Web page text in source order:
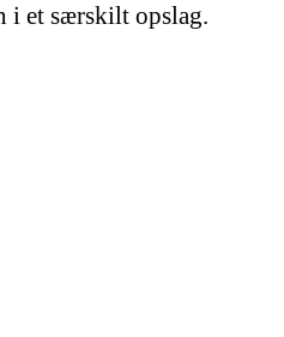
i et særskilt opslag.